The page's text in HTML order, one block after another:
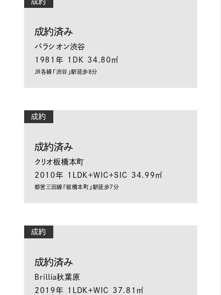
成約済み
パラシオン渋谷
1981年
1DK 34.80㎡
ＪＲ各線「渋谷」駅徒歩8分
成約
成約済み
クリオ板橋本町
2010年
1LDK＋WIC＋SIC 34.99㎡
都営三田線「板橋本町」駅徒歩7分
成約
成約済み
Ｂｒｉｌｌｉａ秋葉原
2019年
1LDK＋WIC 37.81㎡